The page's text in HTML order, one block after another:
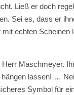
Ließ er doch
Sei es, dass er
echten Scheinen
Maschmeyer.
lassen! …
Symbol für